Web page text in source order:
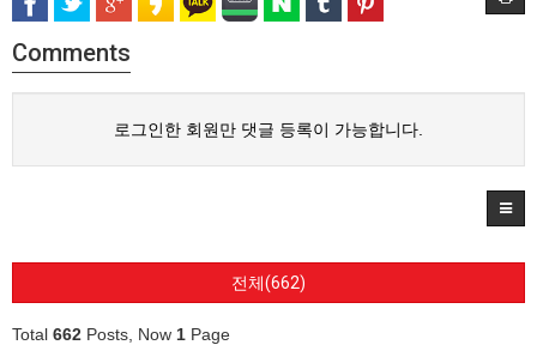
Comments
로그인한 회원만 댓글 등록이 가능합니다.
전체(662)
Total 662 Posts, Now 1 Page